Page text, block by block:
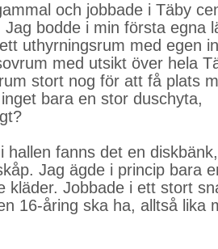
och jobbade i Täby
Jag bodde i min första egna
uthyrningsrum med egen
med utsikt över hela
stort nog för att få plats
bara en stor duschyta,
i hallen fanns det en
Jag ägde i princip bara
kläder. Jobbade i ett stort
16-åring ska ha, alltså lika